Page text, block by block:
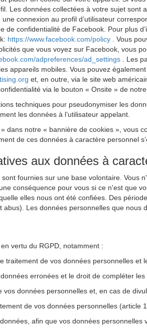
Les données collectées à votre sujet sont
connexion au profil d’utilisateur
de confidentialité de Facebook. Pour plus
https://www.facebook.com/policy
. Vous
que vous voyez sur Facebook, vous
adpreferences/ad_settings
. Les
appareils mobiles. Vous pouvez
et, en outre, via le site web
via le bouton « Onsite » de notre
techniques pour pseudonymiser les
les données à l’utilisateur appelant.
dans notre « bannière de cookies », vous
de ces données à caractère personnel
aux données à
fournies sur une base volontaire.
conséquence pour vous si ce n'est que
elles nous ont été confiées. Des
Les données personnelles que nous
vertu du RGPD, notamment :
traitement de vos données personnelles et
erronées et le droit de compléter
vos données personnelles et, en cas de
de vos données personnelles (article
afin que vos données